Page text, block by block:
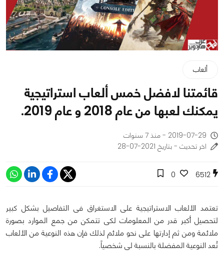
ألعاب
قائمتنا لافضل خمس ألعاب استراتيجية
يمكنك لعبها من عام 2018 و عام 2019.
2019-07-29 - منذ 7 سنوات
اخر تحديث - بتاريخ 2021-07-28
6512
0
تعتمد الألعاب الاستراتيجية على الاستغراق فى التفاصيل بشكل كبير
لتحصيل أكبر قدر من المعلومات لكى تتمكن من جمع الموارد بصورة
ملائمة ومن ثم إدارتها على نحو ملائم لذلك فإن هذه النوعية من الألعاب
تُعد النوعية المفضلة بالنسبة لى شخصياً.